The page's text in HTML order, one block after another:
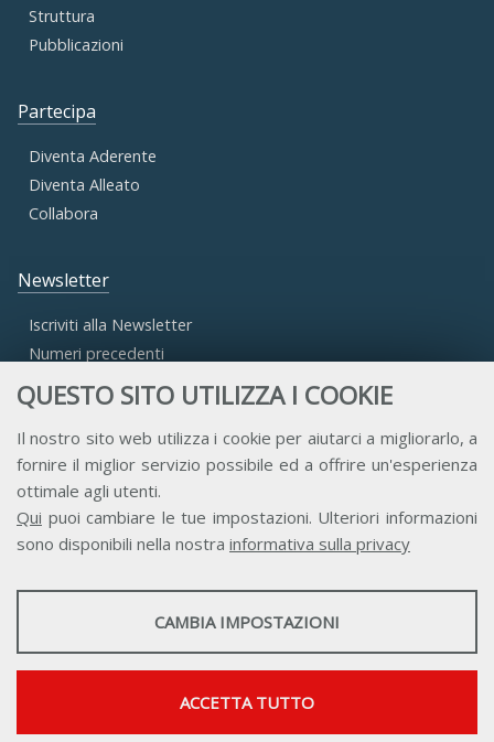
QUESTO SITO UTILIZZA I COOKIE
Il nostro sito web utilizza i cookie per aiutarci a migliorarlo, a
fornire il miglior servizio possibile ed a offrire un'esperienza
ottimale agli utenti.
Qui puoi cambiare le tue impostazioni. Ulteriori informazioni
sono disponibili nella nostra informativa sulla privacy
STATISTICHE
Mostra maggiori informazioni
CAMBIA IMPOSTAZIONI
ACCETTA TUTTO
Struttura
Pubblicazioni
Partecipa
Diventa Aderente
Diventa Alleato
Collabora
Newsletter
Iscriviti alla Newsletter
Numeri precedenti
Accesso Aderenti
Accesso Consulta
Accesso Team
Contatti Privacy Trasparenza Credits